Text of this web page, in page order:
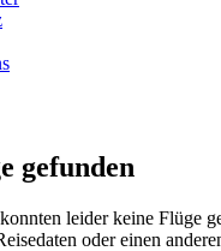
gefunden
leider keine Flüge
oder einen